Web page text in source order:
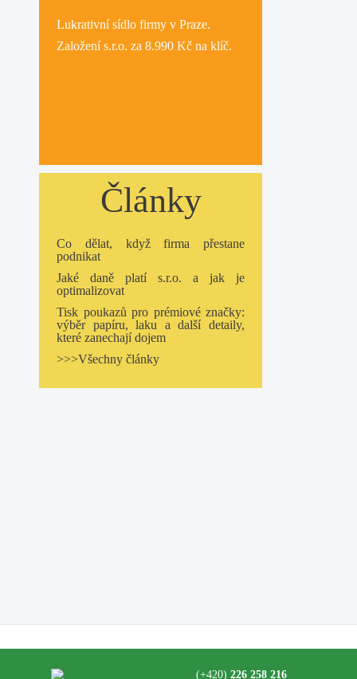
Lukrativnísídlo firmy v Praze.
Založení s.r.o. za 8.990 Kč na klíč.
Články
Co dělat, když firma přestane
podnikat
Jaké daně platí s.r.o. a jak je
optimalizovat
Tisk poukazů pro prémiové značky:
výběr papíru, laku a další detaily,
které zanechají dojem
>>>Všechny články
(+420) 226 258 216